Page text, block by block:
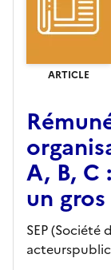
ARTICLE
A, B,
un
SEP (Société